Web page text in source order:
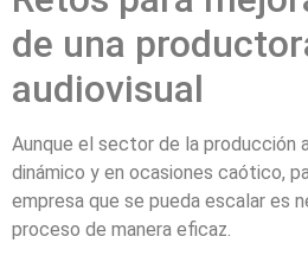
de una
audiovisual
Aunque el sector de la producción
dinámico y en ocasiones caótico,
empresa que se pueda escalar es
proceso de manera eficaz.